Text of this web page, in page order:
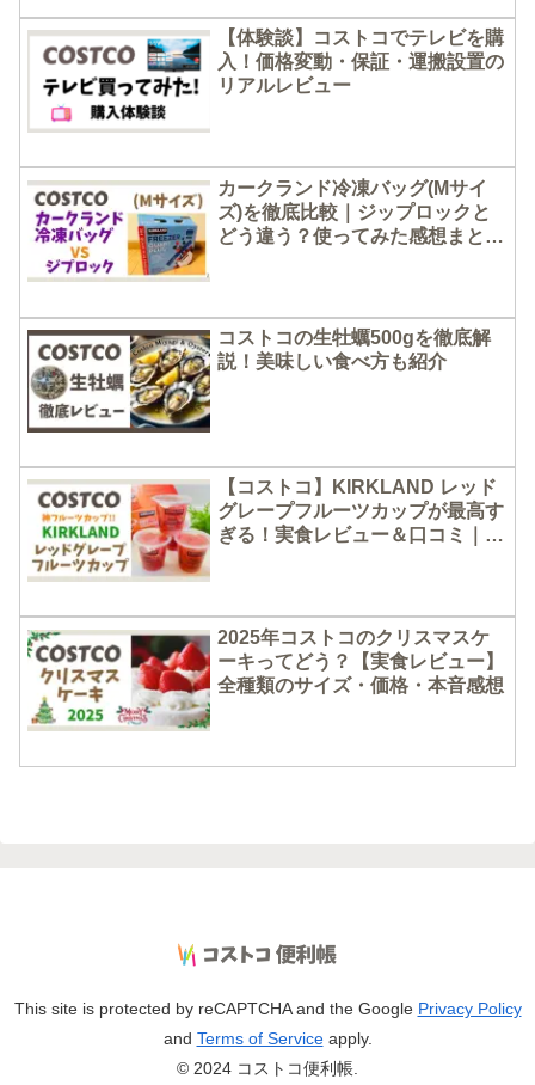
【体験談】コストコでテレビを購
入！価格変動・保証・運搬設置の
リアルレビュー
カークランド冷凍バッグ(Mサイ
ズ)を徹底比較｜ジップロックと
どう違う？使ってみた感想まとめ
コストコの生牡蠣500gを徹底解
説！美味しい食べ方も紹介
【コストコ】KIRKLAND レッド
グレープフルーツカップが最高す
ぎる！実食レビュー＆口コミ｜爽
2025年コストコのクリスマスケ
ーキってどう？【実食レビュー】
全種類のサイズ・価格・本音感想
This site is protected by reCAPTCHA and the Google Privacy Policy
and Terms of Serviceapply.
© 2024 コストコ便利帳.